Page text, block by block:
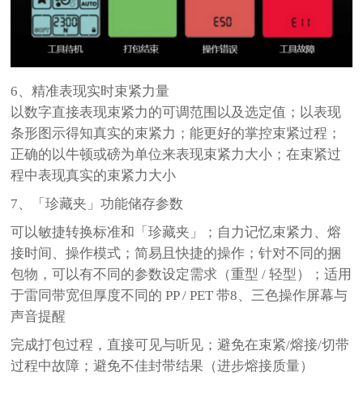
6、精准表现实时束紧力量
以数字直接表现束紧力的可调范围以及选定值；以表现
条形图示得知真实的束紧力；能更好的掌控束紧过程；
正确的以牛顿或磅为单位来表现束紧力大小；在束紧过
程中表现真实的束紧力大小
7、「珍藏夹」功能储存参数
可以敏捷转换标准和「珍藏夹」；自力记忆束紧力、熔
接时间、操作模式；简易且快捷的操作；针对不同的捆
包物，可以有不同的参数设定需求（重型 / 轻型）；适用
于雷同带宽但厚度不同的 PP / PET 带8、三色操作屏幕与
声音提醒
完成打包过程，直接可见与听见；避免在束紧/熔接/切带
过程中故障；避免不佳封带结果（进步熔接质量）